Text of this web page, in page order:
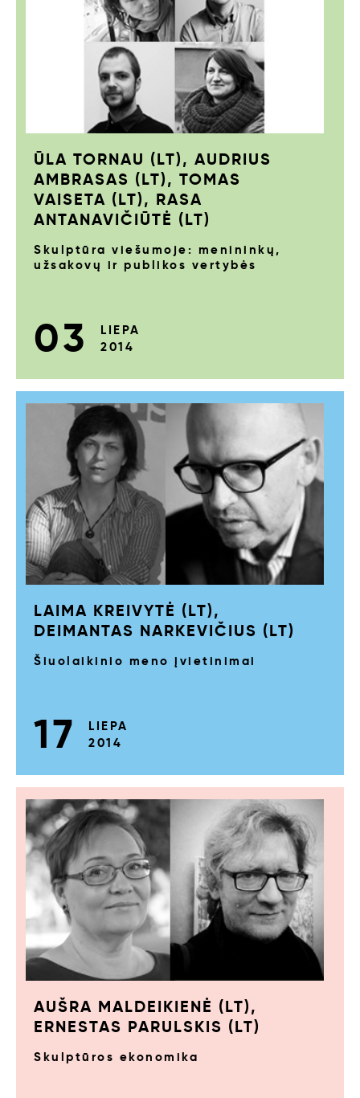
ŪLA TORNAU (LT), AUDRIUS
AMBRASAS (LT), TOMAS
VAISETA (LT), RASA
ANTANAVIČIŪTĖ (LT)
Skulptūra viešumoje: menininkų,
užsakovų ir publikos vertybės
03
LIEPA
2014
LAIMA KREIVYTĖ (LT),
DEIMANTAS NARKEVIČIUS (LT)
Šiuolaikinio meno įvietinimai
17
LIEPA
2014
AUŠRA MALDEIKIENĖ (LT),
ERNESTAS PARULSKIS (LT)
Skulptūros ekonomika